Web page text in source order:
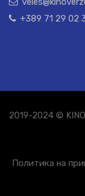
+389 71 29 02
2019-2024 ©
Политика на